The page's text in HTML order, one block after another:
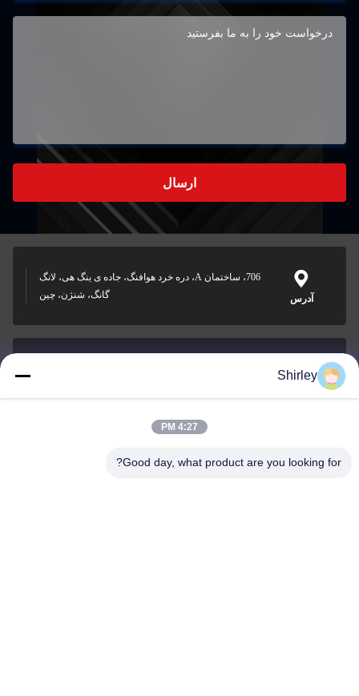
ارسال
آدرس
706، ساختمان A، دره خرد هوافنگ، جاده ی ینگ هی، لانگ
گانگ، شنژن، چین
0086-18148506772
Shirley
4:27 PM
Good day, what product are you looking for?